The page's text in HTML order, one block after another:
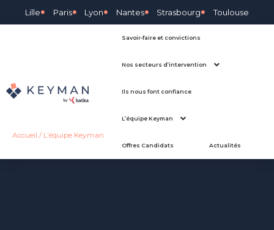
Lille Paris Lyon Nantes Strasbourg Toulouse
Savoir-faire et convictions
Nos secteurs d’intervention
Ils nous font confiance
L’équipe Keyman
Offres Candidats Actualités
Accueil / L’équipe Keyman